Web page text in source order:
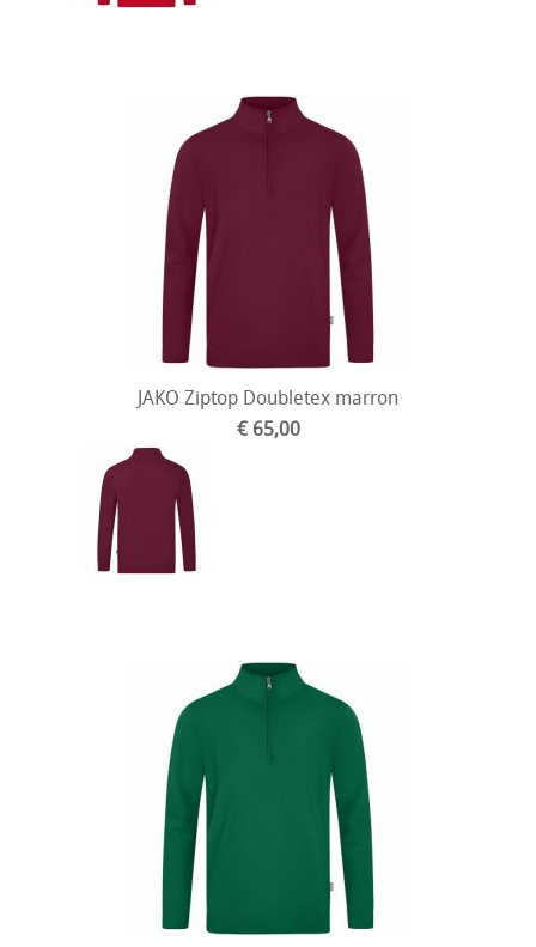
JAKO Ziptop Doubletex marron
€ 65,00